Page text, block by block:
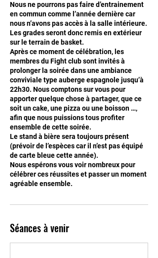
Nous ne pourrons pas faire d’entrainement
en commun comme l’année dernière car
nous n’avons pas accès à la salle intérieure.
Les grades seront donc remis en extérieur
sur le terrain de basket.
Après ce moment de célébration, les
membres du Fight club sont invités à
prolonger la soirée dans une ambiance
conviviale type auberge espagnole jusqu’à
22h30. Nous comptons sur vous pour
apporter quelque chose à partager, que ce
soit un cake, une pizza ou une boisson …,
afin que nous puissions tous profiter
ensemble de cette soirée.
Le stand à bière sera toujours présent
(prévoir de l’espèces car il n’est pas équipé
de carte bleue cette année).
Nous espérons vous voir nombreux pour
célébrer ces réussites et passer un moment
Séances à venir